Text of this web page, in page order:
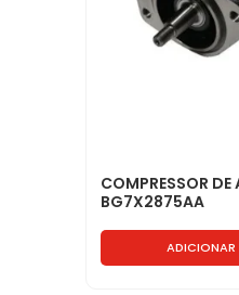
COMPRESSOR
BG7X2875AA